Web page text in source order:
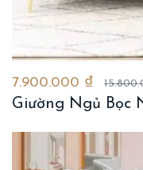
7.900.000 ₫
Giường Ngủ Bọc